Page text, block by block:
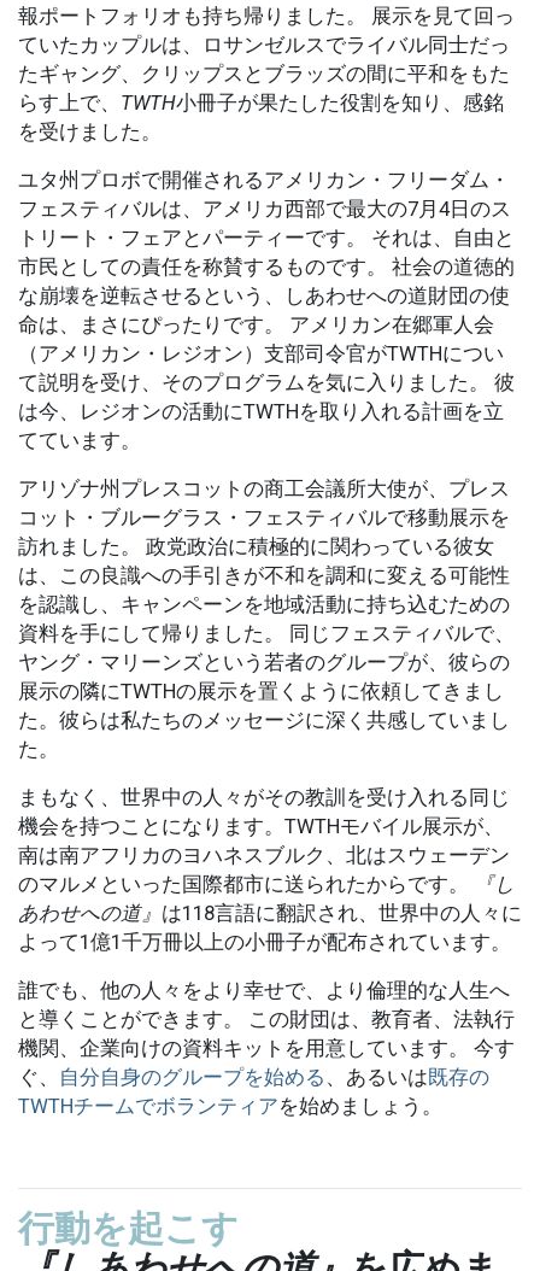
報ポートフォリオも持ち帰りました。 展示を見て回っ
ていたカップルは、ロサンゼルスでライバル同士だっ
たギャング、クリップスとブラッズの間に平和をもた
らす上で、 TWTH小冊子が果たした役割を知り、感銘
を受けました。
ユタ州プロボで開催されるアメリカン・フリーダム・
フェスティバルは、アメリカ西部で最大の7月4日のス
トリート・フェアとパーティーです。 それは、自由と
市民としての責任を称賛するものです。 社会の道徳的
な崩壊を逆転させるという、しあわせへの道財団の使
命は、まさにぴったりです。 アメリカン在郷軍人会
（アメリカン・レジオン）支部司令官がTWTHについ
て説明を受け、そのプログラムを気に入りました。 彼
は今、レジオンの活動にTWTHを取り入れる計画を立
てています。
アリゾナ州プレスコットの商工会議所大使が、プレス
コット・ブルーグラス・フェスティバルで移動展示を
訪れました。 政党政治に積極的に関わっている彼女
は、この良識への手引きが不和を調和に変える可能性
を認識し、キャンペーンを地域活動に持ち込むための
資料を手にして帰りました。 同じフェスティバルで、
ヤング・マリーンズという若者のグループが、彼らの
展示の隣にTWTHの展示を置くように依頼してきまし
た。彼らは私たちのメッセージに深く共感していまし
た。
まもなく、世界中の人々がその教訓を受け入れる同じ
機会を持つことになります。TWTHモバイル展示が、
南は南アフリカのヨハネスブルク、北はスウェーデン
のマルメといった国際都市に送られたからです。
『し
あわせへの道』 は118言語に翻訳され、世界中の人々に
よって1億1千万冊以上の小冊子が配布されています。
誰でも、他の人々をより幸せで、より倫理的な人生へ
と導くことができます。 この財団は、教育者、法執行
機関、企業向けの資料キットを用意しています。 今す
ぐ、 自分自身のグループを始める 、あるいは既存の
TWTHチームでボランティアを始めましょう。
行動を起こす